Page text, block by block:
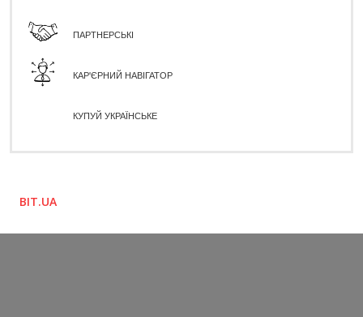
ПАРТНЕРСЬКІ
КАР'ЄРНИЙ НАВІГАТОР
КУПУЙ УКРАЇНСЬКЕ
BIT.UA